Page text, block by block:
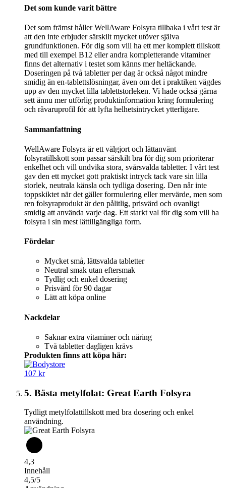
Det som kunde varit bättre
Det som främst håller WellAware Folsyra tillbaka i vårt test är
att den inte erbjuder särskilt mycket utöver själva
grundfunktionen. För dig som vill ha ett mer komplett tillskott
med till exempel B12 eller andra kompletterande vitaminer
finns det alternativ i testet som känns mer heltäckande.
Doseringen på två tabletter per dag är också något mindre
smidig än en-tablettslösningar, även om det i praktiken vägdes
upp av den mycket lilla tablettstorleken. Vi hade också gärna
sett ännu mer utförlig produktinformation kring formulering
och råvaruprofil för att lyfta helhetsintrycket ytterligare.
Sammanfattning
WellAware Folsyra är ett välgjort och lättanvänt
folsyratillskott som passar särskilt bra för dig som prioriterar
enkelhet och vill undvika stora, svårsvalda tabletter. I vårt test
gav den ett mycket gott praktiskt intryck tack vare sin lilla
storlek, neutrala känsla och tydliga dosering. Den når inte
toppskiktet när det gäller formulering eller mervärde, men som
ren folsyraprodukt är den pålitlig, prisvärd och ovanligt
smidig att använda varje dag. Ett starkt val för dig som vill ha
folsyra i sin mest lättillgängliga form.
Fördelar
Mycket små, lättsvalda tabletter
Neutral smak utan eftersmak
Tydlig och enkel dosering
Prisvärd för 90 dagar
Lätt att köpa online
Nackdelar
Saknar extra vitaminer och näring
Två tabletter dagligen krävs
Produkten finns att köpa här:
107 kr
5. Bästa metylfolat: Great Earth Folsyra
Tydligt metylfolattillskott med bra dosering och enkel
användning.
4,3
Innehåll
4,5/5